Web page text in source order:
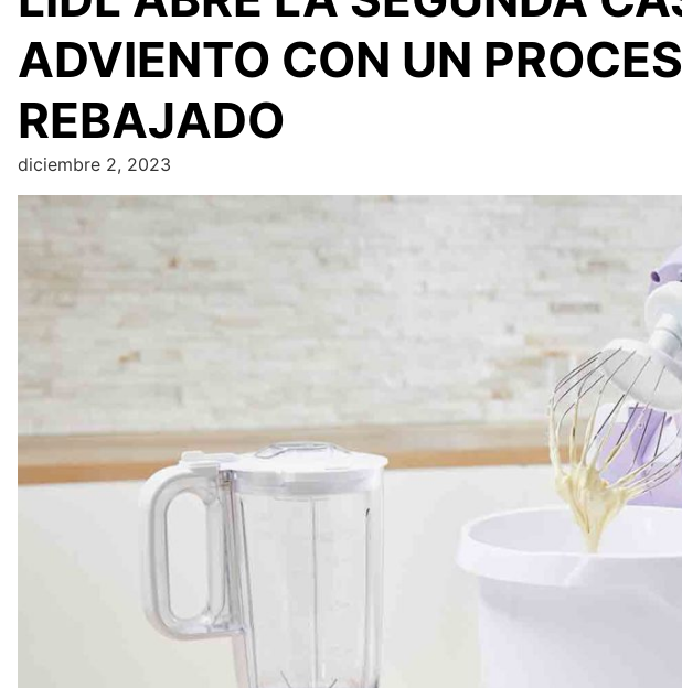
ADVIENTO CON UN
REBAJADO
diciembre 2, 2023